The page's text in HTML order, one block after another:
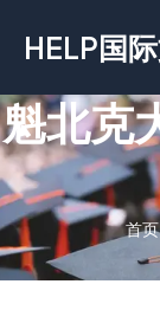
容
HELP国
魁北克
首页